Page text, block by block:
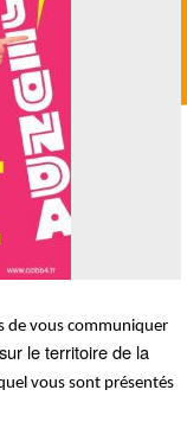
de vous communiquer
le territoire de la
vous sont présentés